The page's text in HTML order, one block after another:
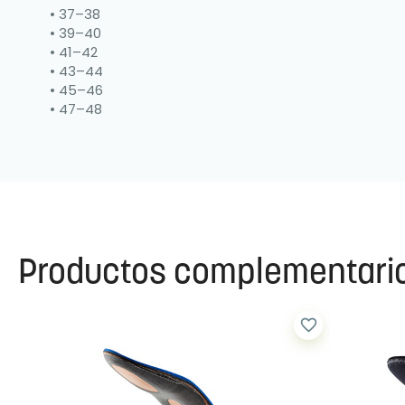
• 37–38
• 39–40
• 41–42
• 43–44
• 45–46
• 47–48
Productos
favorite_border